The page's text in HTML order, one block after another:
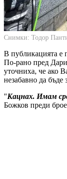
Снимки: Тодор
В публикацията е
По-рано пред
уточниха, че ако
незабавно да
"Кацнах. Имам
Божков преди